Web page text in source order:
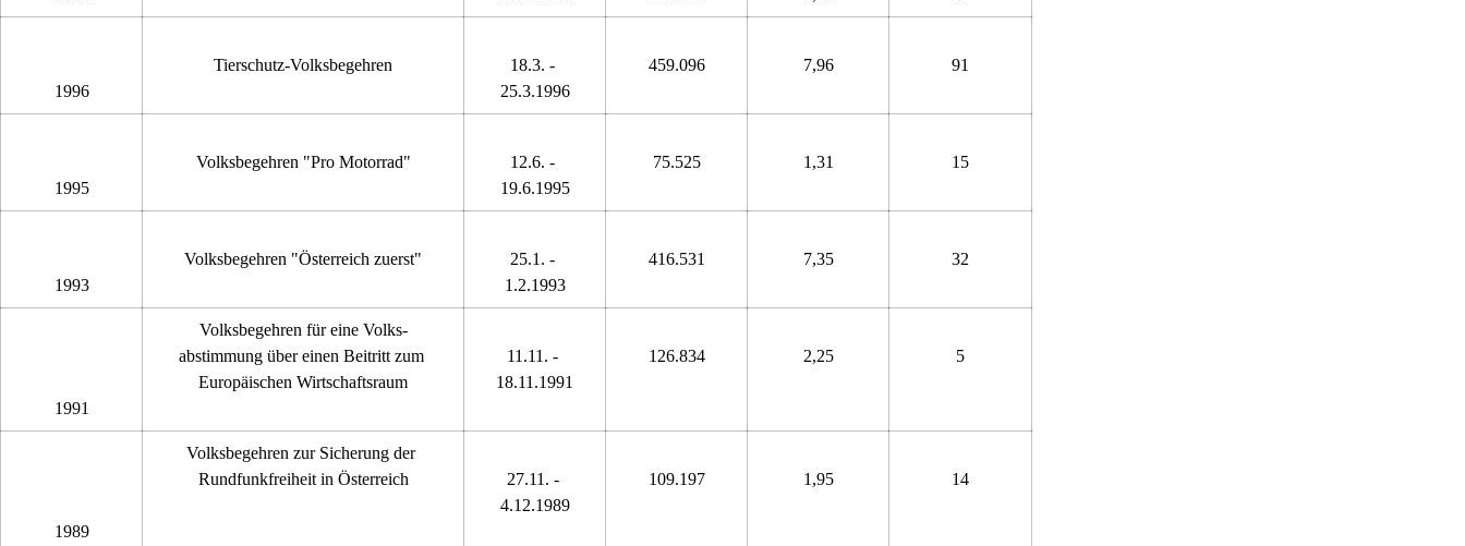
1996
Tierschutz-Volksbegehren
18.3. -
25.3.1996
459.096 7,96 91
1995
Volksbegehren "Pro Motorrad"
12.6. -
19.6.1995
75.525 1,31 15
1993
Volksbegehren "Österreich zuerst"
25.1. -
1.2.1993
416.531 7,35 32
1991
Volksbegehren für eine Volks-
abstimmung über einen Beitritt zum
Europäischen Wirtschaftsraum
11.11. -
18.11.1991
126.834 2,25 5
1989
Volksbegehren zur Sicherung der
Rundfunkfreiheit in Österreich
27.11. -
4.12.1989
109.197 1,95 14